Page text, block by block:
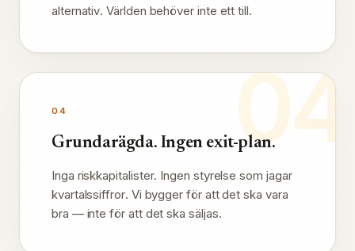
alternativ. Världen behöver inte ett till.
04
04
Grundarägda. Ingen exit-plan.
Inga riskkapitalister. Ingen styrelse som jagar
kvartalssiffror. Vi bygger för att det ska vara
bra — inte för att det ska säljas.